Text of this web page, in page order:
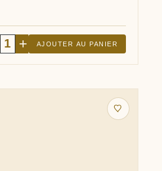
+ AJOUTER AU PANIER